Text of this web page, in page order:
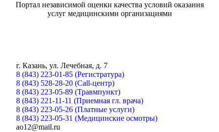
Портал независимой оценки качества условий оказания
услуг медицинскими организациями
г. Казань, ул. Лечебная, д. 7
8 (843) 223-01-85 (Регистратура)
8 (843) 528-28-20 (Call-центр)
8 (843) 223-05-89 (Травмпункт)
8 (843) 221-11-11 (Приемная гл. врача)
8 (843) 223-05-26 (Платные услуги)
8 (843) 223-05-31 (Медицинские осмотры)
ao12@mail.ru